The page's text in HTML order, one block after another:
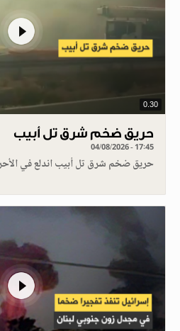
0.30
حريق ضخم شرق تل أبيب
04/08/2026 - 17:45
حريق ضخم شرق تل أبيب اندلع في